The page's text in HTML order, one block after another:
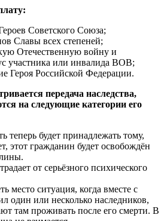
Советского Союза;
Славы всех степеней;
Отечественную войну и
участника или инвалида ВОВ;
Героя Российской Федерации.
передача наследства,
на следующие категории его
теперь будет принадлежать тому,
этот гражданин будет освобождён
от серьёзного психического
место ситуация, когда вместе с
один или несколько наследников,
там проживать после его смерти. В